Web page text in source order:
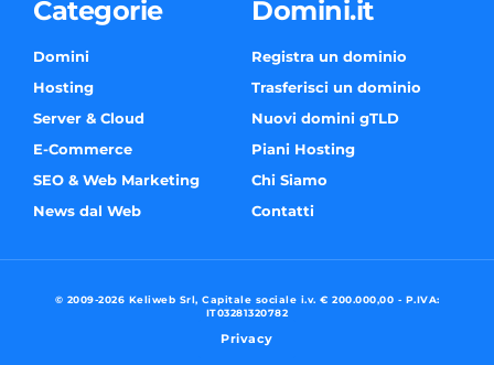
Categorie
Domini
Hosting
Server & Cloud
E-Commerce
SEO & Web Marketing
News dal Web
Domini.it
Registra un dominio
Trasferisci un dominio
Nuovi domini gTLD
Piani Hosting
Chi Siamo
Contatti
© 2009-2026 Keliweb Srl, Capitale sociale i.v. € 200.000,00 - P.IVA:
IT03281320782
Privacy